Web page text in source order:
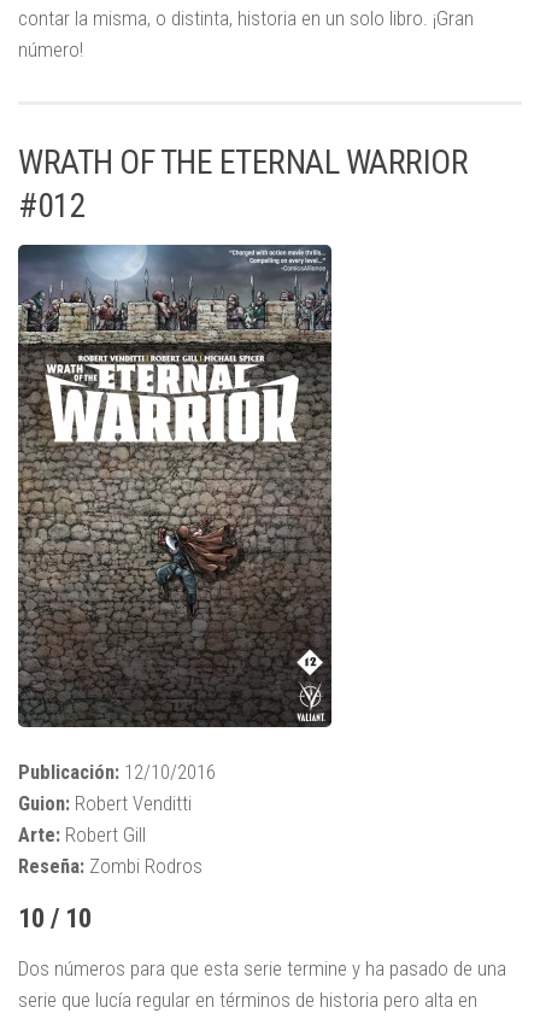
contar la misma, o distinta, historia en un solo libro. ¡Gran
número!
WRATH OF THE ETERNAL WARRIOR
#012
Publicación: 12/10/2016
Guion: Robert Venditti
Arte: Robert Gill
Reseña: Zombi Rodros
10 / 10
Dos números para que esta serie termine y ha pasado de una
serie que lucía regular en términos de historia pero alta en